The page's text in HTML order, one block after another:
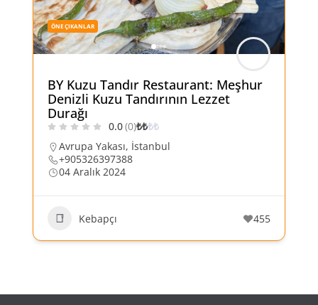
ÖNE ÇIKANLAR
BY Kuzu Tandır Restaurant: Meşhur
Denizli Kuzu Tandırının Lezzet
Durağı
0.0(0)₺₺₺₺
Avrupa Yakası, İstanbul
+905326397388
04 Aralık 2024
Kebapçı 455